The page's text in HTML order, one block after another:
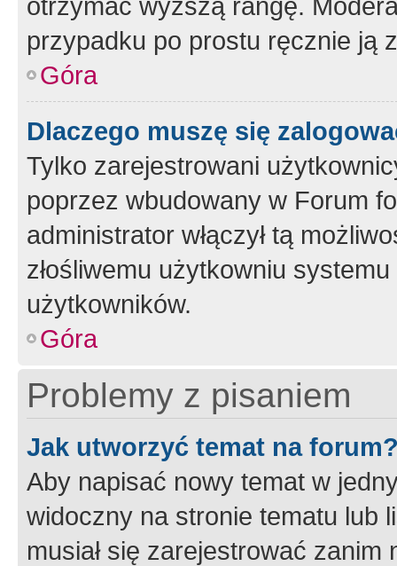
przypadku po prostu ręcznie ją
Góra
Dlaczego muszę się
Tylko zarejestrowani
poprzez wbudowany w Forum
administrator włączył tą
złośliwemu użytkowniu
użytkowników.
Góra
Problemy z pisaniem
Jak utworzyć temat na
Aby napisać nowy temat w
widoczny na stronie tematu lub
musiał się zarejestrować